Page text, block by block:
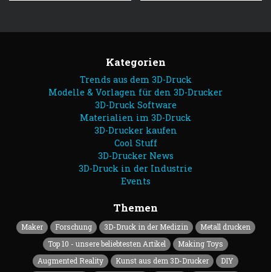
Kategorien
Trends aus dem 3D-Druck
Modelle & Vorlagen für den 3D-Drucker
3D-Druck Software
Materialien im 3D-Druck
3D-Drucker kaufen
Cool Stuff
3D-Drucker News
3D-Druck in der Industrie
Events
Themen
Maker Forschung 3D-Druck in der Medizin
Metall drucken
Top 10 - unsere beliebtesten Artikel
Making Toys
Augmented Reality
Kunst aus dem 3D-Drucker
DIY